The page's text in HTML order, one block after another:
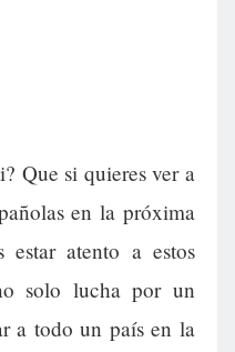
Que si quieres ver a
en la próxima
estar atento a estos
solo lucha por un
a todo un país en la